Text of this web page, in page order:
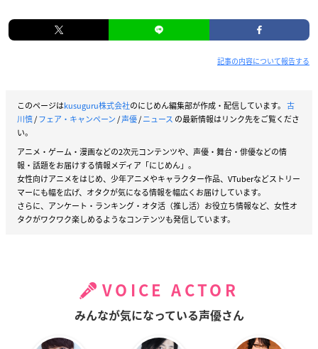
記事の内容について報告する
このページはkusuguru株式会社のにじめん編集部が作成・配信しています。 古
川慎/フェア・キャンペーン/声優/ニュース の最新情報はリンク先をご覧くださ
い。
アニメ・ゲーム・漫画などの2次元コンテンツや、声優・舞台・俳優などの情
報・話題をお届けする情報メディア「にじめん」。
女性向けアニメをはじめ、少年アニメやキャラクター作品、VTuberなどストリー
マーにも幅を広げ、オタクが気になる情報を幅広くお届けしています。
さらに、アンケート・ランキング・オタ活（推し活）お役立ち情報など、女性オ
タクがワクワク楽しめるようなコンテンツも発信しています。
VOICE ACTOR
みんなが気になっている声優さん